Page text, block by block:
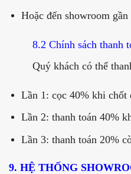
Hoặc đến showroom
8.2 Chính sách thanh
Quý khách có thể
Lần 1: cọc 40% khi chốt
Lần 2: thanh toán 40%
Lần 3: thanh toán 20%
9. HỆ THỐNG